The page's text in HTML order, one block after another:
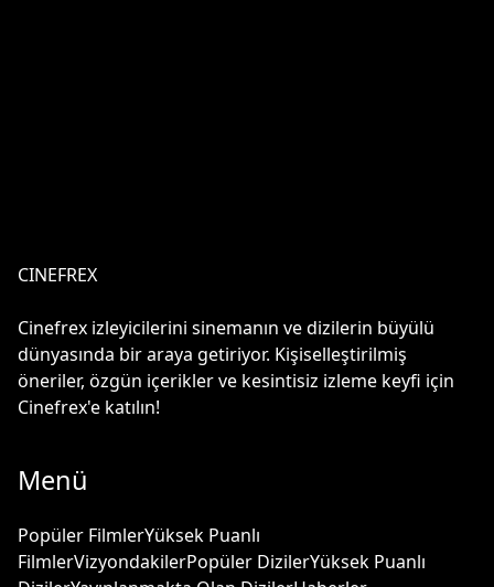
CINEFREX
Cinefrex izleyicilerini sinemanın ve dizilerin büyülü
dünyasında bir araya getiriyor. Kişiselleştirilmiş
öneriler, özgün içerikler ve kesintisiz izleme keyfi için
Cinefrex'e katılın!
Menü
Popüler FilmlerYüksek Puanlı
FilmlerVizyondakilerPopüler DizilerYüksek Puanlı